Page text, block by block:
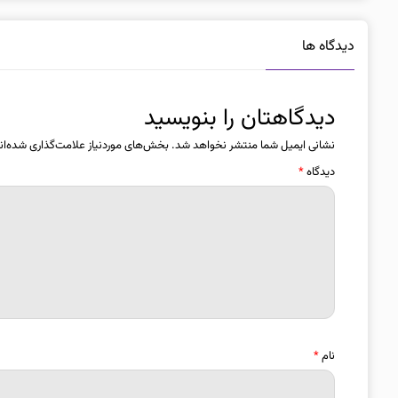
دیدگاه ها
دیدگاهتان را بنویسید
نشانی ایمیل شما منتشر نخواهد شد. بخش‌های موردنیاز علامت‌گذاری
دیدگاه*
نام*